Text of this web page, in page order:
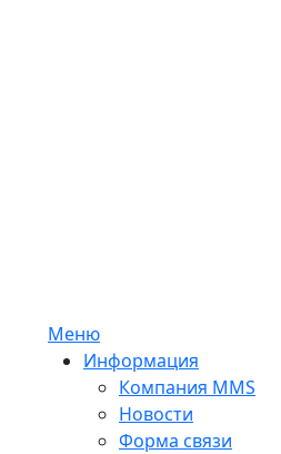
Меню
Информация
Компания MMS
Новости
Форма связи